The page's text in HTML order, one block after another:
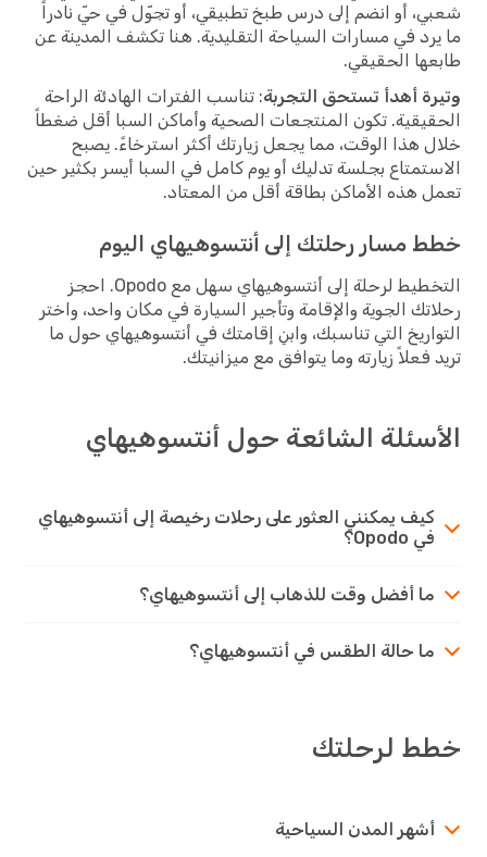
شعبي، أو انضم إلى درس طبخ تطبيقي، أو تجوّل في حيّ نادراً
ما يرد في مسارات السياحة التقليدية. هنا تكشف المدينة عن
طابعها الحقيقي.
وتيرة أهدأ تستحق التجربة: تناسب الفترات الهادئة الراحة
الحقيقية. تكون المنتجعات الصحية وأماكن السبا أقل ضغطاً
خلال هذا الوقت، مما يجعل زيارتك أكثر استرخاءً. يصبح
الاستمتاع بجلسة تدليك أو يوم كامل في السبا أيسر بكثير حين
تعمل هذه الأماكن بطاقة أقل من المعتاد.
خطط مسار رحلتك إلى أنتسوهيهاي اليوم
التخطيط لرحلة إلى أنتسوهيهاي سهل مع Opodo. احجز
رحلاتك الجوية والإقامة وتأجير السيارة في مكان واحد، واختر
التواريخ التي تناسبك، وابنِ إقامتك في أنتسوهيهاي حول ما
تريد فعلاً زيارته وما يتوافق مع ميزانيتك.
الأسئلة الشائعة حول أنتسوهيهاي
كيف يمكنني العثور على رحلات رخيصة إلى أنتسوهيهاي
في Opodo؟
ما أفضل وقت للذهاب إلى أنتسوهيهاي؟
ما حالة الطقس في أنتسوهيهاي؟
خطط لرحلتك
أشهر المدن السياحية